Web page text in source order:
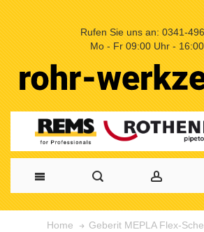
Rufen Sie uns an: 0341-
Mo - Fr 09:00 Uhr -
Home Geberit MEPLA Flex-